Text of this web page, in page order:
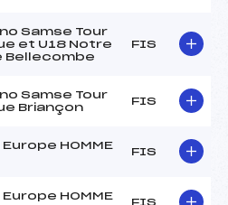
Samse Tour
et U18 Notre
Bellecombe
FIS
Samse Tour
Briançon
FIS
HOMME
FIS
HOMME
FIS